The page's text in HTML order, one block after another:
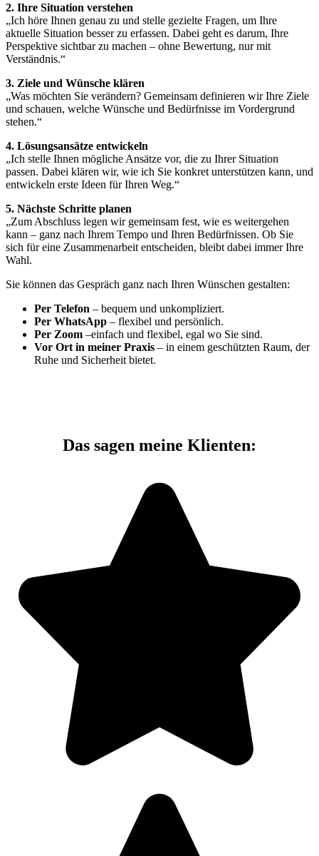
2. Ihre Situation verstehen
„Ich höre Ihnen genau zu und stelle gezielte Fragen, um Ihre
aktuelle Situation besser zu erfassen. Dabei geht es darum, Ihre
Perspektive sichtbar zu machen – ohne Bewertung, nur mit
Verständnis.“
3. Ziele und Wünsche klären
„Was möchten Sie verändern? Gemeinsam definieren wir Ihre Ziele
und schauen, welche Wünsche und Bedürfnisse im Vordergrund
stehen.“
4. Lösungsansätze entwickeln
„Ich stelle Ihnen mögliche Ansätze vor, die zu Ihrer Situation
passen. Dabei klären wir, wie ich Sie konkret unterstützen kann, und
entwickeln erste Ideen für Ihren Weg.“
5. Nächste Schritte planen
„Zum Abschluss legen wir gemeinsam fest, wie es weitergehen
kann – ganz nach Ihrem Tempo und Ihren Bedürfnissen. Ob Sie
sich für eine Zusammenarbeit entscheiden, bleibt dabei immer Ihre
Wahl.
Sie können das Gespräch ganz nach Ihren Wünschen gestalten:
Per Telefon – bequem und unkompliziert.
Per WhatsApp – flexibel und persönlich.
Per Zoom –einfach und flexibel, egal wo Sie sind.
Vor Ort in meiner Praxis – in einem geschützten Raum, der
Ruhe und Sicherheit bietet.
Das sagen meine Klienten: